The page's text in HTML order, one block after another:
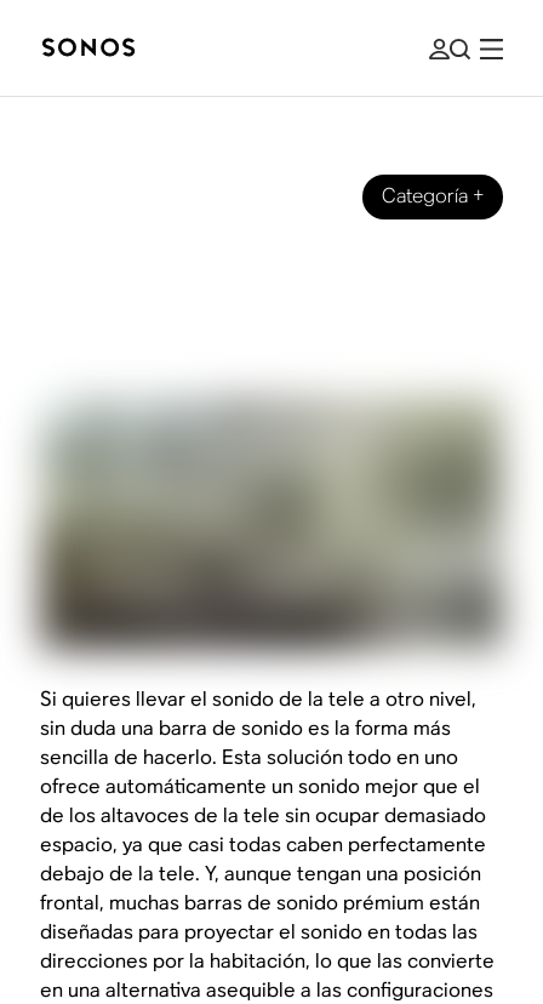
Categoría+
Si quieres llevar el sonido de la tele a otro nivel,
sin duda una barra de sonido es la forma más
sencilla de hacerlo. Esta solución todo en uno
ofrece automáticamente un sonido mejor que el
de los altavoces de la tele sin ocupar demasiado
espacio, ya que casi todas caben perfectamente
debajo de la tele. Y, aunque tengan una posición
frontal, muchas barras de sonido prémium están
diseñadas para proyectar el sonido en todas las
direcciones por la habitación, lo que las convierte
en una alternativa asequible a las configuraciones